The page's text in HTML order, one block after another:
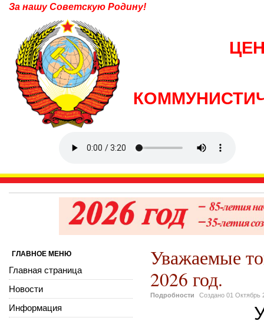
За нашу Советскую Родину!
Уважаемые
2026 год.
Подробности Создано 01 Октябрь
ГЛАВНОЕ МЕНЮ
Главная страница
Новости
Информация